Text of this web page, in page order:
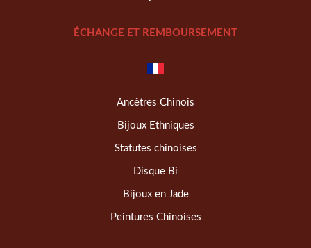
ÉCHANGE ET REMBOURSEMENT
Ancêtres Chinois
Bijoux Ethniques
Statutes chinoises
Disque Bi
Bijoux en Jade
Peintures Chinoises